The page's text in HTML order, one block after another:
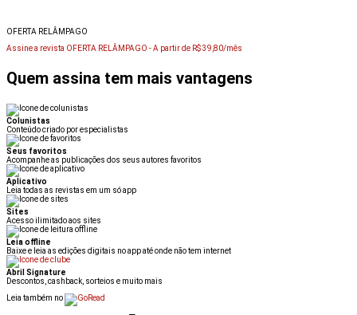
OFERTA RELÂMPAGO
Assine a revista OFERTA RELÂMPAGO -A partir de R$ 39,80/mês
Quem assina tem mais vantagens
Colunistas
Conteúdo criado por especialistas
Seus favoritos
Acompanhe as publicações dos seus autores favoritos
Aplicativo
Leia todas as revistas em um só app
Sites
Acesso ilimitado aos sites
Leia offline
Baixe e leia as edições digitais no app até onde não tem internet
Abril Signature
Descontos, cashback, sorteios e muito mais
Leia também no